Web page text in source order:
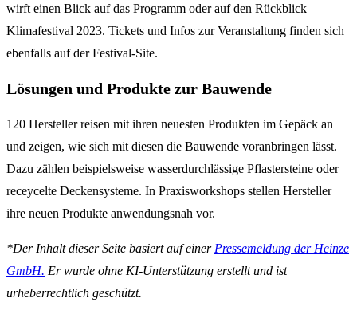
wirft einen Blick auf das Programm oder auf den Rückblick
Klimafestival 2023. Tickets und Infos zur Veranstaltung finden sich
ebenfalls auf der Festival-Site.
Lösungen und Produkte zur Bauwende
120 Hersteller reisen mit ihren neuesten Produkten im Gepäck an
und zeigen, wie sich mit diesen die Bauwende voranbringen lässt.
Dazu zählen beispielsweise wasserdurchlässige Pflastersteine oder
receycelte Deckensysteme. In Praxisworkshops stellen Hersteller
ihre neuen Produkte anwendungsnah vor.
*Der Inhalt dieser Seite basiert auf einer Pressemeldung der Heinze
GmbH. Er wurde ohne KI-Unterstützung erstellt und ist
urheberrechtlich geschützt.